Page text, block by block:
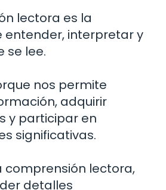
lectora es la
interpretar y
se lee.
nos permite
adquirir
y participar en
significativas.
comprensión lectora,
detalles